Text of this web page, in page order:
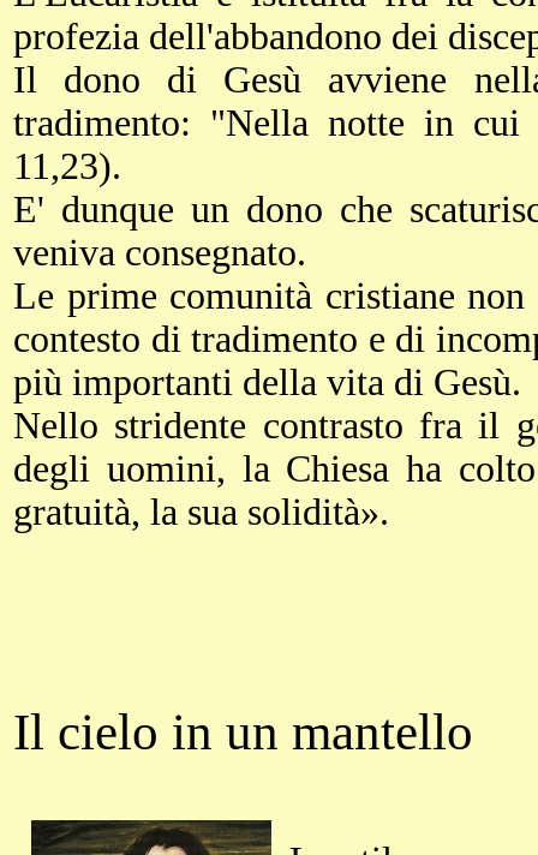
profezia dell'abbandono dei
Il dono di Gesù avviene
tradimento: "Nella notte in cui
11,23).
E' dunque un dono che
veniva consegnato.
Le prime comunità cristiane
contesto di tradimento e di
più importanti della vita di Gesù.
Nello stridente contrasto fra il
degli uomini, la Chiesa ha
gratuità, la sua solidità».
Il cielo in un mantello